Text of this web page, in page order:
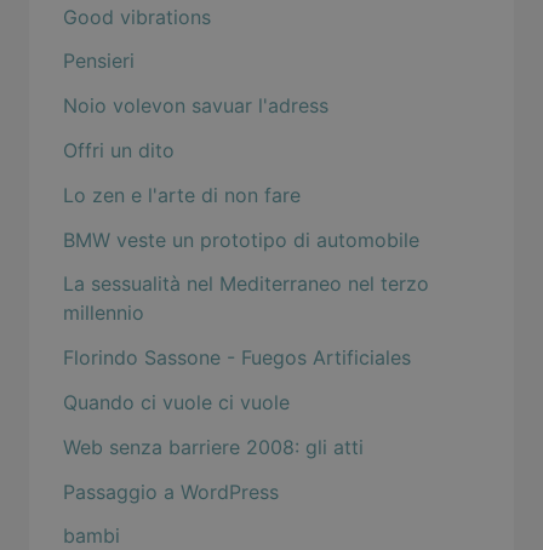
Good vibrations
Pensieri
Noio volevon savuar l'adress
Offri un dito
Lo zen e l'arte di non fare
BMW veste un prototipo di automobile
La sessualità nel Mediterraneo nel terzo
millennio
Florindo Sassone - Fuegos Artificiales
Quando ci vuole ci vuole
Web senza barriere 2008: gli atti
Passaggio a WordPress
bambi